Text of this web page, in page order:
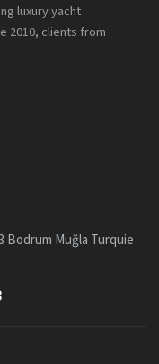
luxury yacht
2010, clients from
Bodrum Muğla Turquie